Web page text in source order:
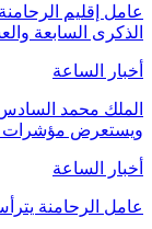
عامل إقليم
الذكرى السابعة
أخبار الساعة
الملك محمد
ويستعرض مؤشرات
أخبار الساعة
عامل الرحامنة